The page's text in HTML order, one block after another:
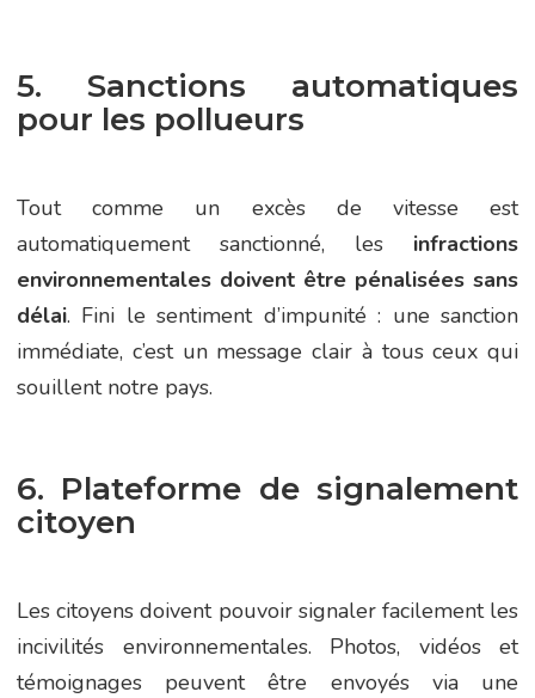
5. Sanctions automatiques
pour les pollueurs
Tout comme un excès de vitesse est
automatiquement sanctionné, les infractions
environnementales doivent être pénalisées sans
délai. Fini le sentiment d’impunité : une sanction
immédiate, c’est un message clair à tous ceux qui
souillent notre pays.
6. Plateforme de signalement
citoyen
Les citoyens doivent pouvoir signaler facilement les
incivilités environnementales. Photos, vidéos et
témoignages peuvent être envoyés via une